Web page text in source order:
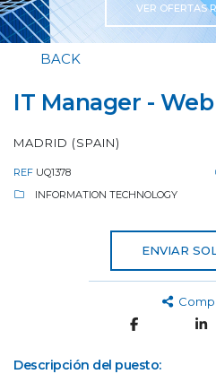
VER OFERTAS
BACK
IT Manager -
MADRID (SPAIN)
REF UQ1378
INFORMATION TECHNOLOGY
ENVIAR
Descripción del puesto: